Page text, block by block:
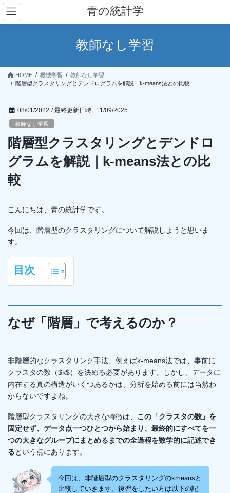
コ
ン
テ
ス
ナ
ビ
ゲ
ン
青の統計学
教師なし学習
HOME 機械学習
教師なし学習
階層型クラスタリングとデンドログラムを解説｜k-means法との比較
08/01/2022 / 最終更新日時 : 11/09/2025
教師なし学習
階層型クラスタリングとデンドロ
グラムを解説｜k-means法との比
較
こんにちは、青の統計学です。
今回は、階層型のクラスタリングについて解説しようと思いま
す。
目次
なぜ「階層」で考えるのか？
非階層的なクラスタリング手法、例えばk-means法では、事前に
クラスタの数（$k$）を決める必要があります。しかし、データに
内在する真の構造がいくつあるかは、分析を始める前には当然わ
からないですよね。
階層型クラスタリングの大きな特徴は、 この「クラスタの数」を
固定せず、データ点一つひとつから始まり、最終的にすべてを一
つの大きなグループにまとめるまでの全過程を数学的に記述でき
るという点にあります。
今回は、非階層型のクラスタリングのkmeansと
比較していきます。復習をしたい方は以下の記